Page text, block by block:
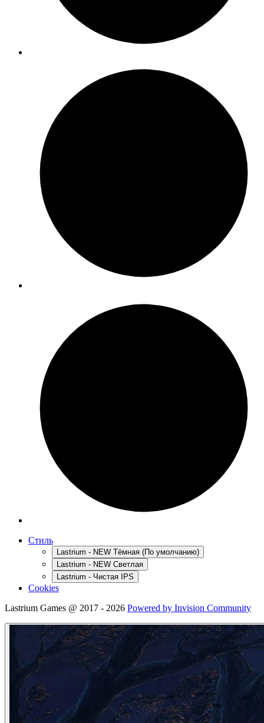
Стиль
Lastrium - NEW Тёмная (По умолчанию)
Lastrium - NEW Светлая
Lastrium - Чистая IPS
Cookies
Lastrium Games @ 2017 - 2026 Powered by Invision Community